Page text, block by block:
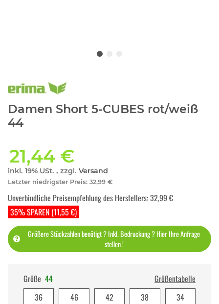
Damen Short 5-CUBES rot/weiß
44
21,44 €
inkl. 19% USt. , zzgl. Versand
Letzter niedrigster Preis: 32,99 €
35% SPAREN (11,55 €)
Unverbindliche Preisempfehlung des Herstellers:32,99 €
Größere Stückzahlen benötigt ? Inkl. Bedruckung ? Hier Ihre Anfrage
stellen !
Größe 44
Größentabelle
36
46 42 38
34